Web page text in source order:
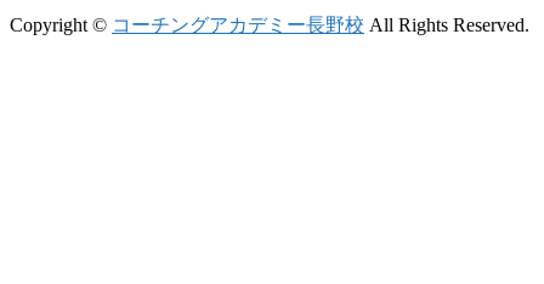
Copyright © コーチングアカデミー長野校 All Rights Reserved.